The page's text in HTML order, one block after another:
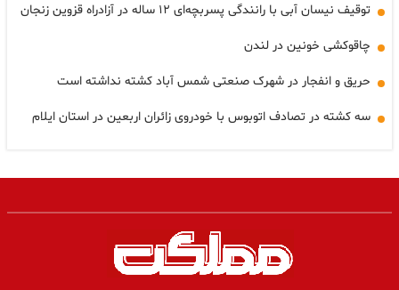
توقیف نیسان آبی با رانندگی پسربچه‌ای ۱۲ ساله در آزادراه قزوین زنجان
چاقوکشی خونین در لندن
حریق و انفجار در شهرک صنعتی شمس آباد کشته نداشته است
سه کشته در تصادف اتوبوس با خودروی زائران اربعین در استان ایلام